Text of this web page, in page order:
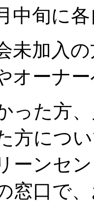
中旬に
加入
オーナ
った方
方につ
ーンセ
窓口で